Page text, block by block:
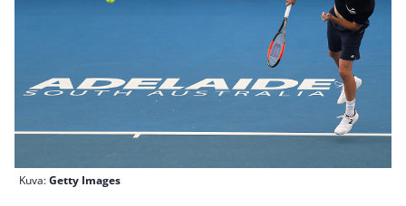
Kuva:Getty Images